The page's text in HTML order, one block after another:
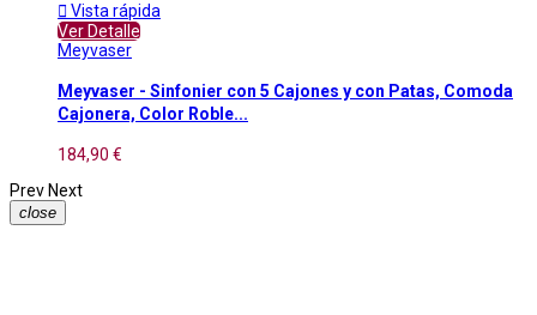
 Vista rápida
Ver Detalle
Meyvaser
Meyvaser - Sinfonier con 5 Cajones y con Patas, Comoda
Cajonera, Color Roble...
184,90 €
Prev Next
close